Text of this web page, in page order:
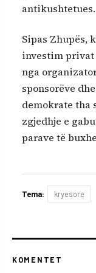
antikushtetues.
Sipas Zhupës,
investim privat
nga
sponsorëve
demokrate tha
zgjedhje e
parave të
Tema: kryesore
KOMENTET